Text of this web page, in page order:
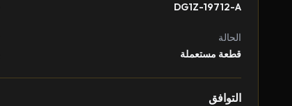
DG1Z-19712-A
الحالة
قطعة مستعملة
التوافق